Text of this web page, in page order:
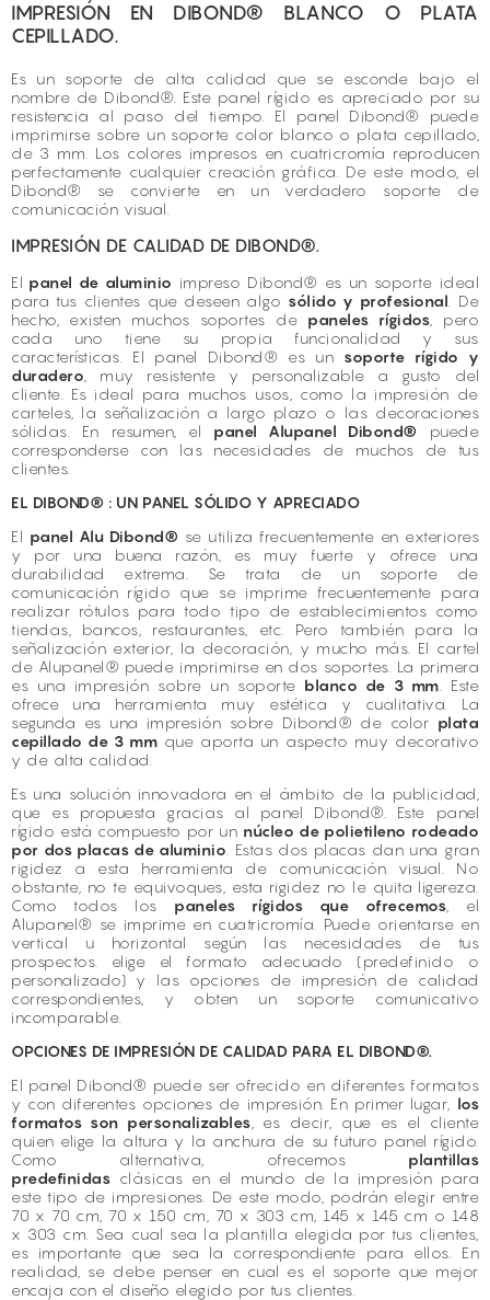
IMPRESIÓN EN DIBOND® BLANCO O PLATA
CEPILLADO.
Es un soporte de alta calidad que se esconde bajo el
nombre de Dibond®. Este panel rígido es apreciado por su
resistencia al paso del tiempo. El panel Dibond® puede
imprimirse sobre un soporte color blanco o plata cepillado,
de 3 mm. Los colores impresos en cuatricromía reproducen
perfectamente cualquier creación gráfica. De este modo, el
Dibond® se convierte en un verdadero soporte de
comunicación visual.
IMPRESIÓN DE CALIDAD DE DIBOND®.
El panel de aluminio impreso Dibond® es un soporte ideal
para tus clientes que deseen algo sólido y profesional . De
hecho, existen muchos soportes de paneles rígidos , pero
cada uno tiene su propia funcionalidad y sus
características. El panel Dibond® es un soporte rígido y
duradero , muy resistente y personalizable a gusto del
cliente. Es ideal para muchos usos, como la impresión de
carteles, la señalización a largo plazo o las decoraciones
sólidas. En resumen, el panel Alupanel Dibond®
puede
corresponderse con las necesidades de muchos de tus
clientes.
EL DIBOND® : UN PANEL SÓLIDO Y APRECIADO
El panel Alu Dibond® se utiliza frecuentemente en exteriores
y por una buena razón, es muy fuerte y ofrece una
durabilidad extrema. Se trata de un soporte de
comunicación rígido que se imprime frecuentemente para
realizar rótulos para todo tipo de establecimientos como
tiendas, bancos, restaurantes, etc. Pero también para la
señalización exterior, la decoración, y mucho más. El cartel
de Alupanel® puede imprimirse en dos soportes. La primera
es una impresión sobre un soporte blanco de 3 mm . Este
ofrece una herramienta muy estética y cualitativa. La
segunda es una impresión sobre Dibond® de color plata
cepillado de 3 mm que aporta un aspecto muy decorativo
y de alta calidad.
Es una solución innovadora en el ámbito de la publicidad,
que es propuesta gracias al panel Dibond®. Este panel
rígido está compuesto por un núcleo de polietileno rodeado
por dos placas de aluminio . Estas dos placas dan una gran
rigidez a esta herramienta de comunicación visual. No
obstante, no te equivoques, esta rigidez no le quita ligereza.
Como todos los paneles rígidos que ofrecemos , el
Alupanel® se imprime en cuatricromía. Puede orientarse en
vertical u horizontal según las necesidades de tus
prospectos. elige el formato adecuado (predefinido o
personalizado) y las opciones de impresión de calidad
correspondientes, y obten un soporte comunicativo
incomparable.
OPCIONES DE IMPRESIÓN DE CALIDAD PARA EL DIBOND®.
El panel Dibond® puede ser ofrecido en diferentes formatos
y con diferentes opciones de impresión. En primer lugar, los
formatos son personalizables , es decir, que es el cliente
quien elige la altura y la anchura de su futuro panel rígido.
Como alternativa, ofrecemos plantillas
predefinidas clásicas en el mundo de la impresión para
este tipo de impresiones. De este modo, podrán elegir entre
70 x 70 cm, 70 x 150 cm, 70 x 303 cm, 145 x 145 cm o 148
x 303 cm. Sea cual sea la plantilla elegida por tus clientes,
es importante que sea la correspondiente para ellos. En
realidad, se debe penser en cual es el soporte que mejor
encaja con el diseño elegido por tus clientes.